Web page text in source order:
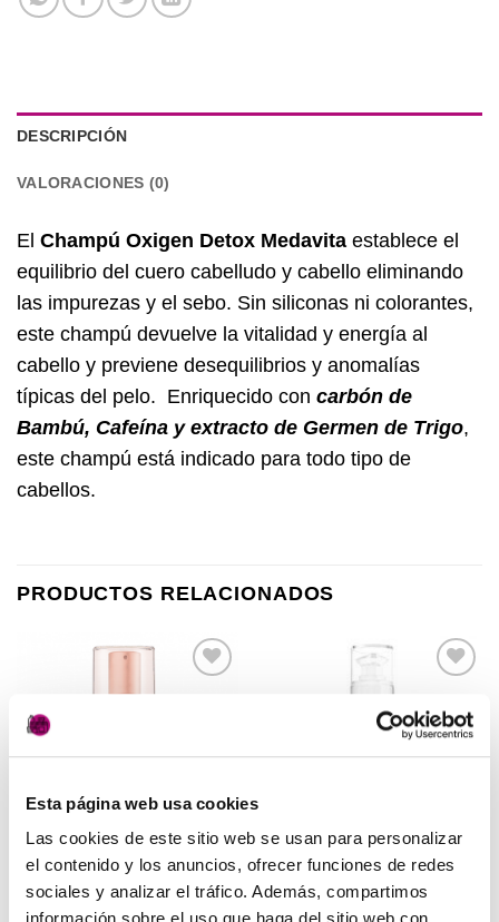
Esta página web usa cookies
Las cookies de este sitio web se usan para personalizar
el contenido y los anuncios, ofrecer funciones de redes
sociales y analizar el tráfico. Además, compartimos
DESCRIPCIÓN
VALORACIONES (0)
El Champú Oxigen Detox Medavita establece el
equilibrio del cuero cabelludo y cabello eliminando
las impurezas y el sebo. Sin siliconas ni colorantes,
este champú devuelve la vitalidad y energía al
cabello y previene desequilibrios y anomalías
típicas del pelo. Enriquecido con carbón de
Bambú, Cafeína y extracto de Germen de Trigo,
este champú está indicado para todo tipo de
cabellos.
PRODUCTOS RELACIONADOS
PELUQUERÍA
Dreamfull – Huile D´Etoile
Medavita
a la
lista de
PELUQUERÍA
Elixir Nutrisusbtante
Medavita